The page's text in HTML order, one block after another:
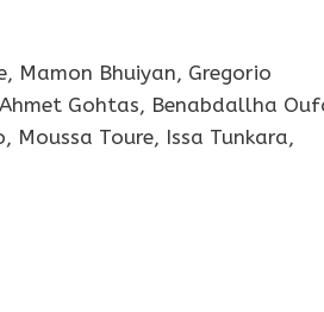
Mamon Bhuiyan, Gregorio
Ahmet Gohtas, Benabdallha
Moussa Toure, Issa Tunkara,